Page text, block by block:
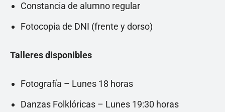
Constancia de alumno regular
Fotocopia de DNI (frente y dorso)
Talleres disponibles
Fotografía – Lunes 18 horas
Danzas Folklóricas – Lunes 19:30 horas